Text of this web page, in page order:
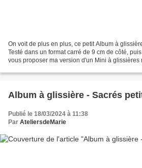
On voit de plus en plus, ce petit Album à
Testé dans un format carré de 9 cm de côté,
vous proposer ma version d'un Mini à
Album à glissière - Sacrés
Publié le 18/03/2024 à 11:38
Par AteliersdeMarie